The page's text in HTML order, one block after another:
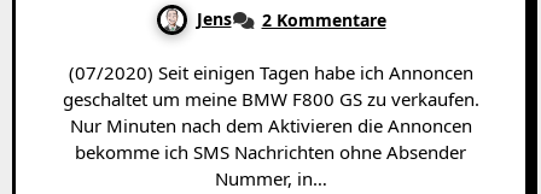
Jens 2 Kommentare
(07/2020) Seit einigen Tagen habe ich Annoncen
geschaltet um meine BMW F800 GS zu verkaufen.
Nur Minuten nach dem Aktivieren die Annoncen
bekomme ich SMS Nachrichten ohne Absender
Nummer, in…